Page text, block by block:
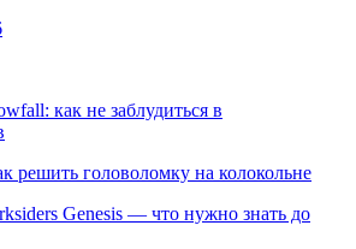
как не заблудиться в
решить головоломку на колокольне
Genesis — что нужно знать до